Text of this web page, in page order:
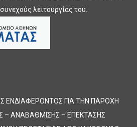
λειτουργίας του.
ΕΝΔΙΑΦΕΡΟΝΤΟΣ ΓΙΑ ΤΗΝ ΠΑΡΟΧΗ
– ΑΝΑΒΑΘΜΙΣΗΣ – ΕΠΕΚΤΑΣΗΣ